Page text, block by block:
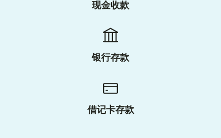
现金收款
银行存款
借记卡存款